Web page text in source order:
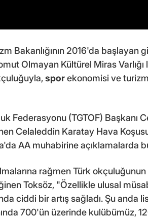
Bakanlığının 2016'da başlayan
Olmayan Kültürel Miras Varlığı
sporekonomisi ve
Federasyonu (TGTOF) Başkanı
Celaleddin Karatay Hava
AA muhabirine açıklamalarda
rağmen Türk okçuluğunun
Toksöz, "Özellikle ulusal
ciddi bir artış sağladı. Şu anda
700'ün üzerinde kulübümüz,